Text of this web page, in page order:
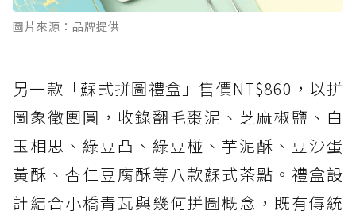
圖片來源：品牌提供
另一款「蘇式拼圖禮盒」售價NT$860，以拼
圖象徵團圓，收錄翻毛棗泥、芝麻椒鹽、白
玉相思、綠豆凸、綠豆椪、芋泥酥、豆沙蛋
黃酥、杏仁豆腐酥等八款蘇式茶點。禮盒設
計結合小橋青瓦與幾何拼圖概念，既有傳統